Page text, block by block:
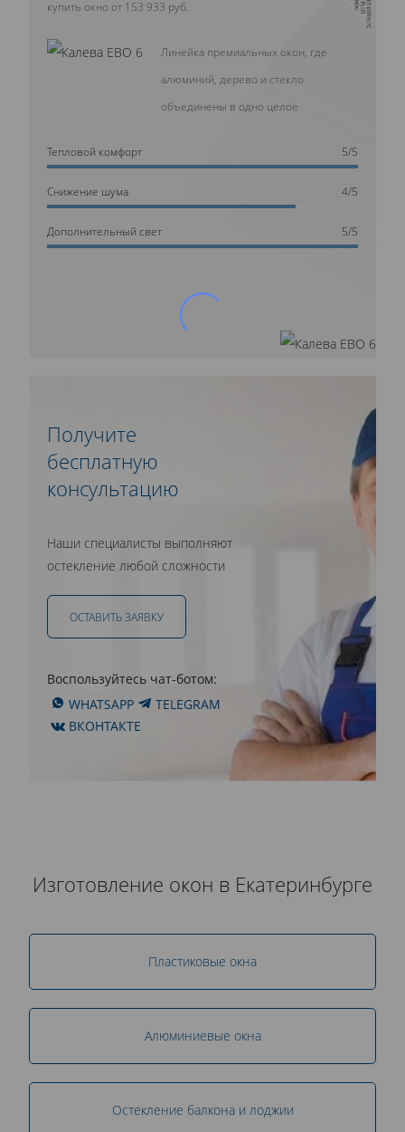
купить окно от 153 933 руб.
Линейка премиальных окон, где
алюминий, дерево и стекло
объединены в одно целое
Тепловой комфорт 5/5
Cнижение шума 4/5
Дополнительный свет 5/5
Получите
бесплатную
консультацию
Наши специалисты выполняют
остекление любой сложности
ОСТАВИТЬ ЗАЯВКУ
Воспользуйтесь чат-ботом:
WHATSAPP
TELEGRAM
ВКОНТАКТЕ
Изготовление окон в Екатеринбурге
Пластиковые окна
Алюминиевые окна
Остекление балкона и лоджии